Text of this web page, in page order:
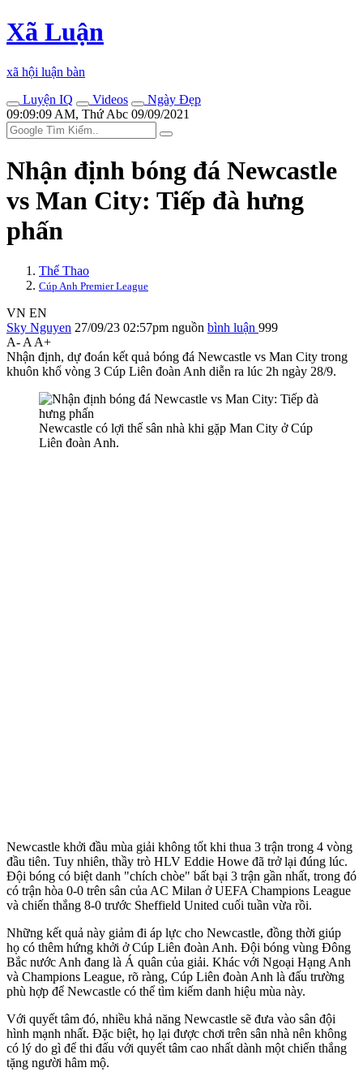
Xã Luận
xã hội luận bàn
Luyện IQ
Videos
Ngày Đẹp
09:09:09 AM, Thứ Abc 09/09/2021
Nhận định bóng đá Newcastle
vs Man City: Tiếp đà hưng
phấn
Thể Thao
Cúp Anh Premier League
VN EN
Sky Nguyen 27/09/23 02:57pm nguồn bình luận 999
A- A A+
Nhận định, dự đoán kết quả bóng đá Newcastle vs Man City trong
khuôn khổ vòng 3 Cúp Liên đoàn Anh diễn ra lúc 2h ngày 28/9.
Newcastle có lợi thế sân nhà khi gặp Man City ở Cúp
Liên đoàn Anh.
Newcastle khởi đầu mùa giải không tốt khi thua 3 trận trong 4 vòng
đầu tiên. Tuy nhiên, thầy trò HLV Eddie Howe đã trở lại đúng lúc.
Đội bóng có biệt danh "chích chòe" bất bại 3 trận gần nhất, trong đó
có trận hòa 0-0 trên sân của AC Milan ở UEFA Champions League
và chiến thắng 8-0 trước Sheffield United cuối tuần vừa rồi.
Những kết quả này giảm đi áp lực cho Newcastle, đồng thời giúp
họ có thêm hứng khởi ở Cúp Liên đoàn Anh. Đội bóng vùng Đông
Bắc nước Anh đang là Á quân của giải. Khác với Ngoại Hạng Anh
và Champions League, rõ ràng, Cúp Liên đoàn Anh là đấu trường
phù hợp để Newcastle có thể tìm kiếm danh hiệu mùa này.
Với quyết tâm đó, nhiều khả năng Newcastle sẽ đưa vào sân đội
hình mạnh nhất. Đặc biệt, họ lại được chơi trên sân nhà nên không
có lý do gì để thi đấu với quyết tâm cao nhất dành một chiến thắng
tặng người hâm mộ.